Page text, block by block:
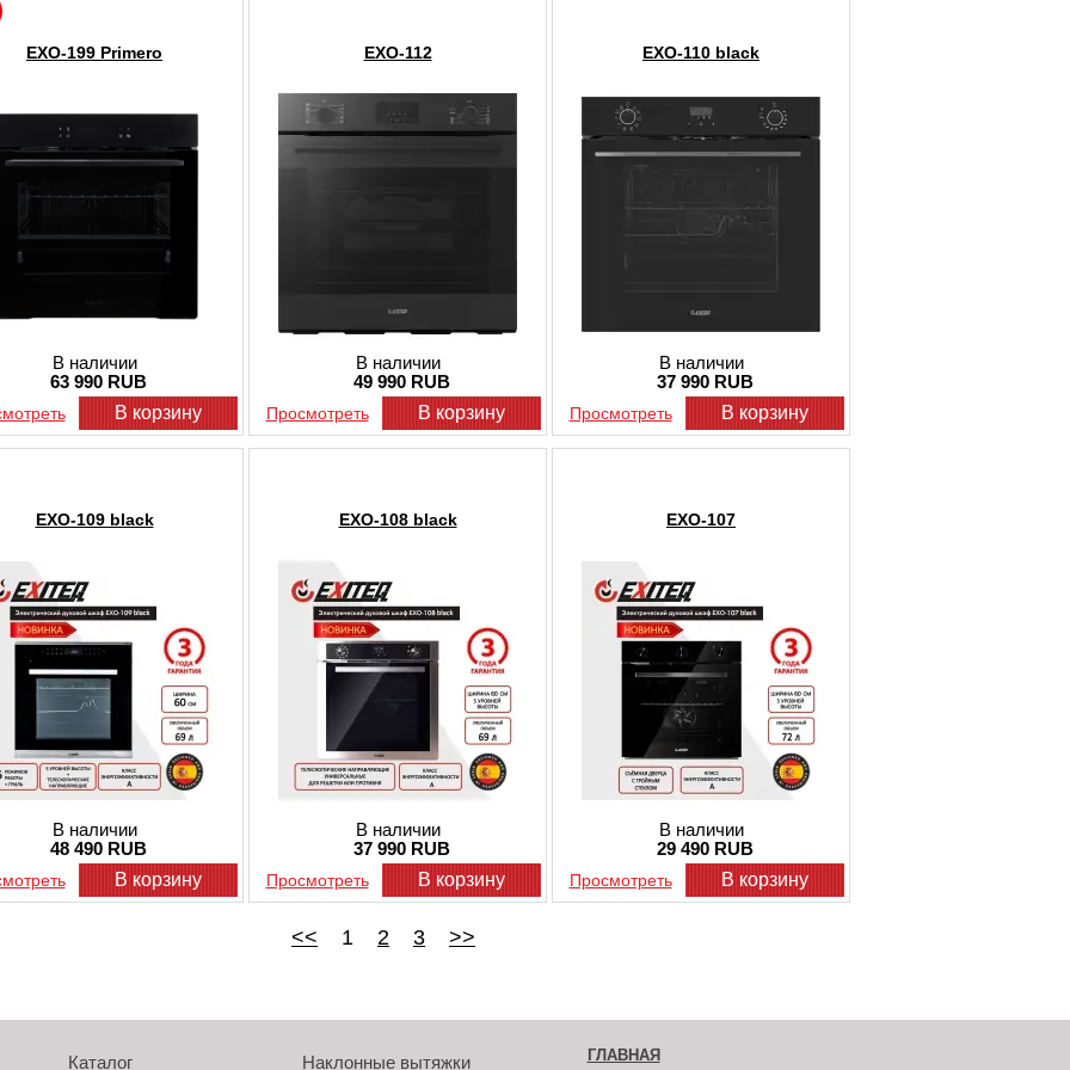
электрический. Цена на такие модели колеблется от 30 до 50 тысяч. На нашем
маленьких габаритах имеют максимальную мощность.
Духовые шкафы газового типа проще и привычнее в эксплуатации. Выбор
наиболее подходящего варианта напрямую зависит от того, как часто Вы
готовите блюда в духовке и какой способ работы больше соответствует Вашим
Долговечны и устойчивы к высокому температурному режиму;
Не требуют особых навыков по эксплуатации и уходу;
Чтобы купить газовый духовой шкаф через наш сайт, достаточно убедиться в
том, что встраиваемая конструкция поместится в блок кухни и поместить
выбирайте наш интернет-магазин. Доставка по городу бесплатная, по
EXO-199 Primero
В наличии
63 990 RUB
В корзину
EXO-112
В наличии
49 990 RUB
Просмотреть В корзину
EXO-110 black
В наличии
37 990 RUB
Просмотреть В корзину
EXO-109 black
В наличии
48 490 RUB
В корзину
EXO-108 black
В наличии
37 990 RUB
Просмотреть В корзину
EXO-107
В наличии
29 490 RUB
Просмотреть В корзину
<< 1 2 3 >>
Каталог Наклонные вытяжки ГЛАВНАЯ